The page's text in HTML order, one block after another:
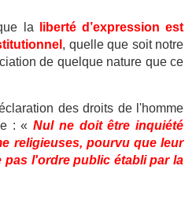
la
liberté d’expression est
, quelle que soit notre
de quelque nature que ce
des droits de l'homme
: «Nul ne doit être inquiété
religieuses, pourvu que leur
pas l'ordre public établi par la